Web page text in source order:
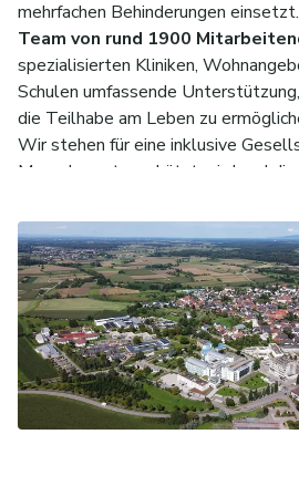
mehrfachen Behinderungen
Team von rund 1900
spezialisierten Kliniken,
Schulen umfassende
die Teilhabe am Leben zu
Wir stehen für eine inklusive
Mensch wertgeschätzt wird und die
nach eigenen Vorstellungen zu
individuelle Hilfen und ein starkes
Raum für Entwicklung und
gestalten wir die Zukunft der
uns dafür ein, dass Menschen mit
allen Lebensbereichen die
benötigen.